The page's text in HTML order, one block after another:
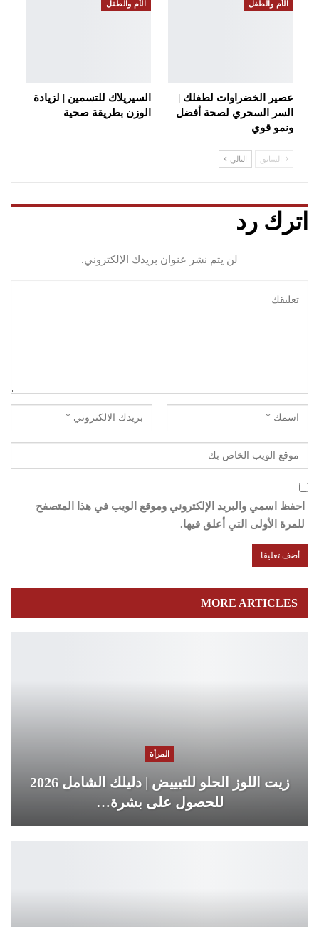
الأم والطفل
عصير الخضراوات لطفلك |
السر السحري لصحة أفضل
ونمو قوي
الأم والطفل
السيريلاك للتسمين | لزيادة
الوزن بطريقة صحية
السابق التالي
اترك رد
لن يتم نشر عنوان بريدك الإلكتروني.
احفظ اسمي والبريد الإلكتروني وموقع الويب في هذا المتصفح
للمرة الأولى التي أعلق فيها.
MORE ARTICLES
المرأة
زيت اللوز الحلو للتبييض | دليلك الشامل 2026
للحصول على بشرة…